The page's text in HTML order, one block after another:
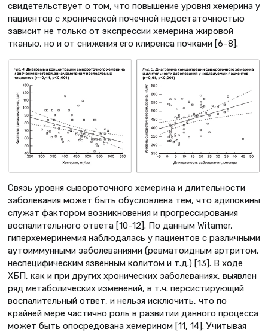
свидетельствует о том, что повышение уровня хемерина у
пациентов с хронической почечной недостаточностью
зависит не только от экспрессии хемерина жировой
тканью, но и от снижения его клиренса почками [6–8].
Связь уровня сывороточного хемерина и длительности
заболевания может быть обусловлена тем, что адипокины
служат фактором возникновения и прогрессирования
воспалительного ответа [10–12]. По данным Witamer,
гиперхемеринемия наблюдалась у пациентов с различными
аутоиммунными заболеваниями (ревматоидным артритом,
неспецифическим язвенным колитом и т.д.) [13]. В ходе
ХБП, как и при других хронических заболеваниях, выявлен
ряд метаболических изменений, в т.ч. персистирующий
воспалительный ответ, и нельзя исключить, что по
крайней мере частично роль в развитии данного процесса
может быть опосредована хемерином [11, 14]. Учитывая